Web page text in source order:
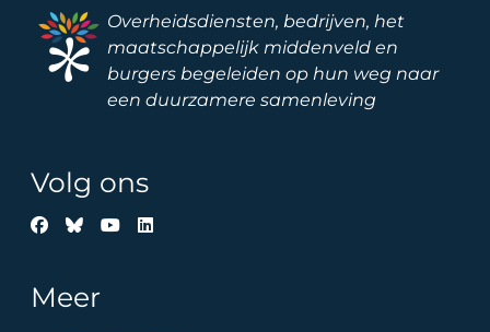
Image
Overheidsdiensten, bedrijven, het
maatschappelijk middenveld en
burgers begeleiden op hun weg naar
een duurzamere samenleving
Volg ons
Meer